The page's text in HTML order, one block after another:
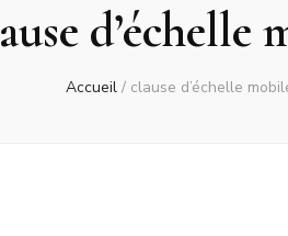
d’échelle
Accueil / clause d’échelle